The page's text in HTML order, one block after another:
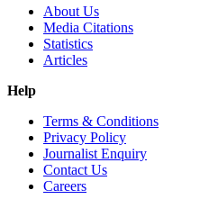
About Us
Media Citations
Statistics
Articles
Help
Terms & Conditions
Privacy Policy
Journalist Enquiry
Contact Us
Careers